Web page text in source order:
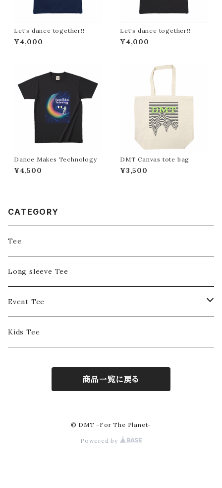
Let's dance together!!
¥4,000
Let's dance together!!
¥4,000
Dance Makes Technology
¥4,500
DMT Canvas tote bag
¥3,500
CATEGORY
Tee
Long sleeve Tee
Event Tee
DMT Entertainment
ASTOROPOLITAN
Kids Tee
商品一覧に戻る
© DMT -For The Planet-
Powered by